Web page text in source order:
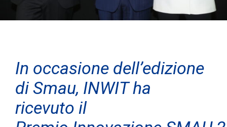
In occasione dell’edizione
di Smau, INWIT ha
ricevuto il